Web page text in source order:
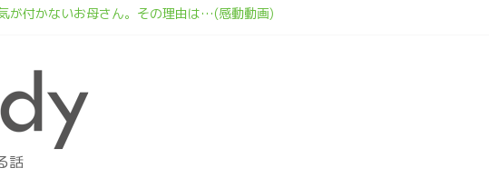
が付かないお母さん。その理由は…(感動動画)
パと一緒
しむ息子のためにできること(マレーシアCM)
話